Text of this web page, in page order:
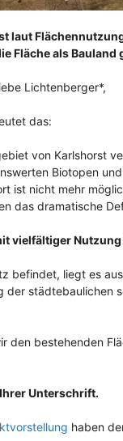
laut
Fläche als Bauland
Lichtenberger*,
das:
von Karlshorst
Biotopen
ist nicht mehr
das dramatische
vielfältiger
befindet, liegt es
städtebaulichen
den bestehenden
Unterschrift.
haben